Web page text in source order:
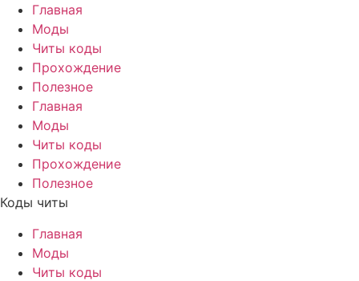
Главная
Моды
Читы коды
Прохождение
Полезное
Главная
Моды
Читы коды
Прохождение
Полезное
Коды читы
Главная
Моды
Читы коды